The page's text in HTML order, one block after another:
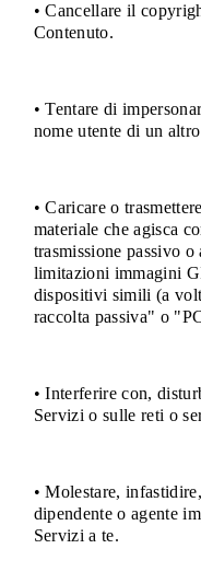
• Cancellare il
Contenuto.
• Tentare di
nome utente di un
• Caricare o
materiale che agisca
trasmissione passivo
limitazioni immagini
dispositivi simili (a
raccolta passiva" o
• Interferire con,
Servizi o sulle reti o
• Molestare,
dipendente o agente
Servizi a te.